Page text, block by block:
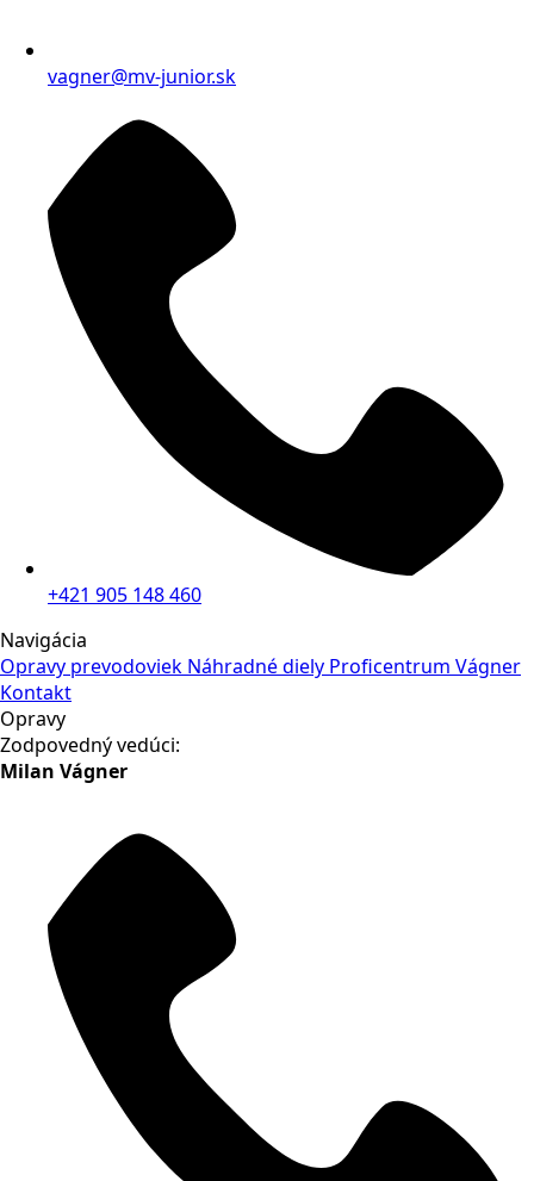
vagner@mv-junior.sk
+421 905 148 460
Navigácia
Opravy prevodoviek Náhradné diely Proficentrum Vágner
Kontakt
Opravy
Zodpovedný vedúci:
Milan Vágner